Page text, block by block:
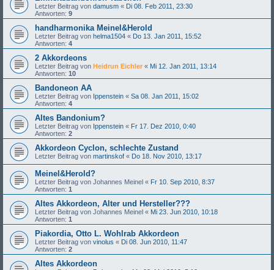
Letzter Beitrag von damusm « Di 08. Feb 2011, 23:30
Antworten: 9
handharmonika Meinel&Herold
Letzter Beitrag von helma1504 « Do 13. Jan 2011, 15:52
Antworten: 4
2 Akkordeons
Letzter Beitrag von Heidrun Eichler « Mi 12. Jan 2011, 13:14
Antworten: 10
Bandoneon AA
Letzter Beitrag von Ippenstein « Sa 08. Jan 2011, 15:02
Antworten: 4
Altes Bandonium?
Letzter Beitrag von Ippenstein « Fr 17. Dez 2010, 0:40
Antworten: 2
Akkordeon Cyclon, schlechte Zustand
Letzter Beitrag von martinskof « Do 18. Nov 2010, 13:17
Meinel&Herold?
Letzter Beitrag von Johannes Meinel « Fr 10. Sep 2010, 8:37
Antworten: 1
Altes Akkordeon, Alter und Hersteller???
Letzter Beitrag von Johannes Meinel « Mi 23. Jun 2010, 10:18
Antworten: 1
Piakordia, Otto L. Wohlrab Akkordeon
Letzter Beitrag von vinolus « Di 08. Jun 2010, 11:47
Antworten: 2
Altes Akkordeon